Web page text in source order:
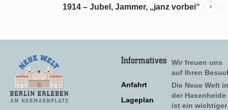
1914 – Jubel, Jammer, „janz vorbei“
Informatives
Anfahrt
Lageplan
Wir freuen uns
auf Ihren
Die Neue Welt in
der Hasenheide
ist ein wichtiger